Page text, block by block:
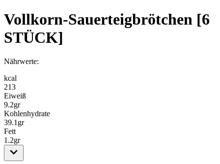
Vollkorn-Sauerteigbrötchen [6
STÜCK]
Nährwerte:
kcal
213
Eiweiß
9.2gr
Kohlenhydrate
39.1 gr
Fett
1.2gr